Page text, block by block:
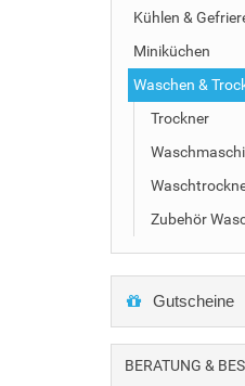
Kühlen &
Miniküchen
Waschen &
Trockner
Zubehör
Gutscheine
BERATUNG &